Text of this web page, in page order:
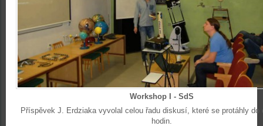
Workshop I - SdS
Příspěvek J. Erdziaka vyvolal celou řadu diskusí, které se protáhly do
hodin.